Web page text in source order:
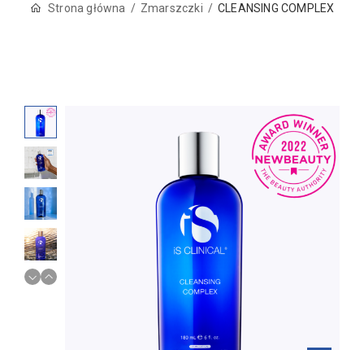
Strona główna Zmarszczki CLEANSING COMPLEX